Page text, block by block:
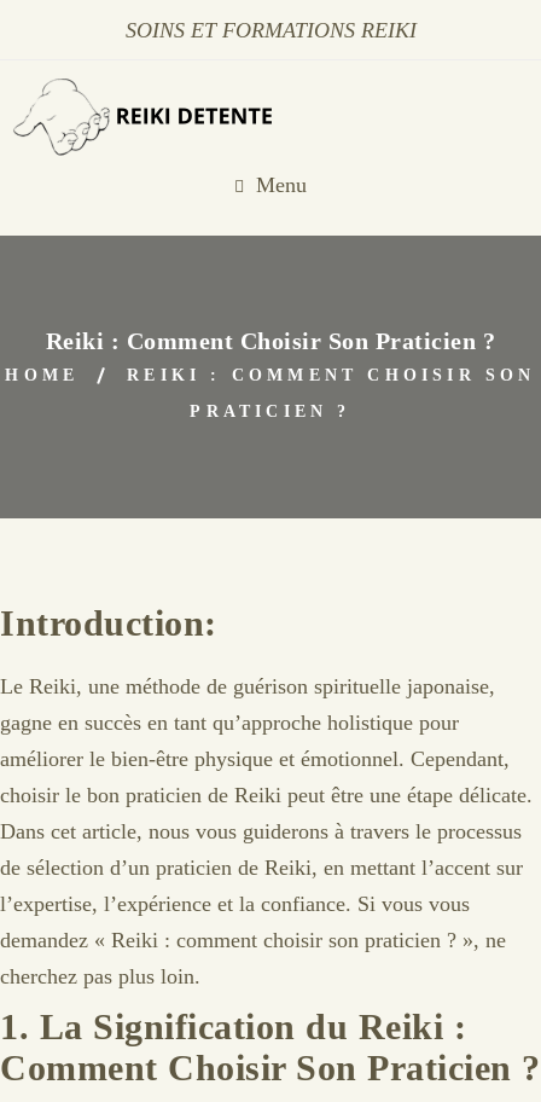
SOINS ET FORMATIONS REIKI
Menu
Reiki : Comment Choisir Son Praticien ?
HOME
REIKI : COMMENT CHOISIR SON
PRATICIEN ?
Introduction:
Le Reiki, une méthode de guérison spirituelle japonaise,
gagne en succès en tant qu’approche holistique pour
améliorer le bien-être physique et émotionnel. Cependant,
choisir le bon praticien de Reiki peut être une étape délicate.
Dans cet article, nous vous guiderons à travers le processus
de sélection d’un praticien de Reiki, en mettant l’accent sur
l’expertise, l’expérience et la confiance. Si vous vous
demandez « Reiki : comment choisir son praticien ? », ne
cherchez pas plus loin.
1. La Signification du Reiki :
Comment Choisir Son Praticien ?